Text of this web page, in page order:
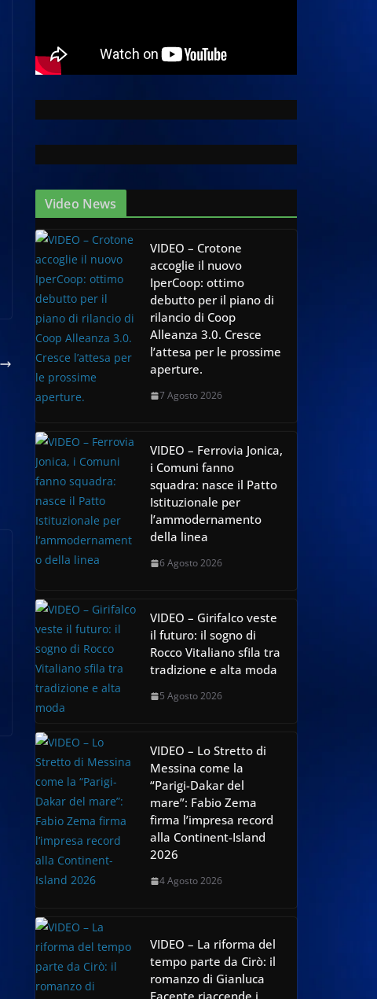
Video News
VIDEO – Crotone
accoglie il nuovo
IperCoop: ottimo
debutto per il piano di
rilancio di Coop
Alleanza 3.0. Cresce
l’attesa per le prossime
aperture.
7 Agosto 2026
VIDEO – Ferrovia Jonica,
i Comuni fanno
squadra: nasce il Patto
Istituzionale per
l’ammodernamento
della linea
6 Agosto 2026
VIDEO – Girifalco veste
il futuro: il sogno di
Rocco Vitaliano sfila tra
tradizione e alta moda
5 Agosto 2026
VIDEO – Lo Stretto di
Messina come la
“Parigi-Dakar del
mare”: Fabio Zema
firma l’impresa record
alla Continent-Island
2026
4 Agosto 2026
VIDEO – La riforma del
tempo parte da Cirò: il
romanzo di Gianluca
Facente riaccende i